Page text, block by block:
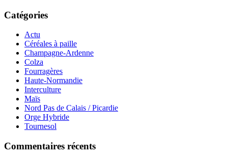
Catégories
Actu
Céréales à paille
Champagne-Ardenne
Colza
Fourragères
Haute-Normandie
Interculture
Maïs
Nord Pas de Calais / Picardie
Orge Hybride
Tournesol
Commentaires récents